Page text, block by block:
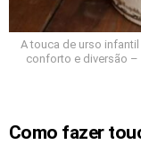
A touca de urso
conforto e diversão
Como fazer